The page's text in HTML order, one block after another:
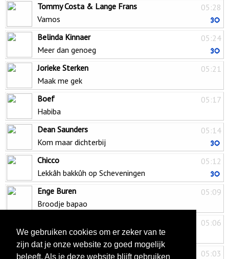
05:28
Tommy Costa & Lange Frans
Vamos
05:24
Belinda Kinnaer
Meer dan genoeg
05:21
Jorieke Sterken
Maak me gek
05:17
Boef
Habiba
05:14
Dean Saunders
Kom maar dichterbij
05:12
Chicco
Lekkâh bakkûh op Scheveningen
05:09
Enge Buren
Broodje bapao
05:06
Wachtzaal
05:03
Marco Kanters
We gebruiken cookies om er zeker van te
zijn dat je onze website zo goed mogelijk
beleeft. Als je deze website blijft gebruiken